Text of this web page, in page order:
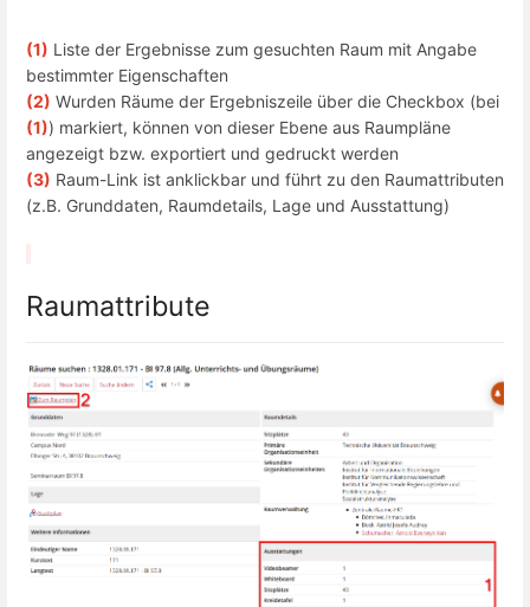
(1) Liste der Ergebnisse zum gesuchten Raum mit Angabe
bestimmter Eigenschaften
(2) Wurden Räume der Ergebniszeile über die Checkbox (bei
(1)) markiert, können von dieser Ebene aus Raumpläne
angezeigt bzw. exportiert und gedruckt werden
(3) Raum-Link ist anklickbar und führt zu den Raumattributen
(z.B. Grunddaten, Raumdetails, Lage und Ausstattung)
Raumattribute